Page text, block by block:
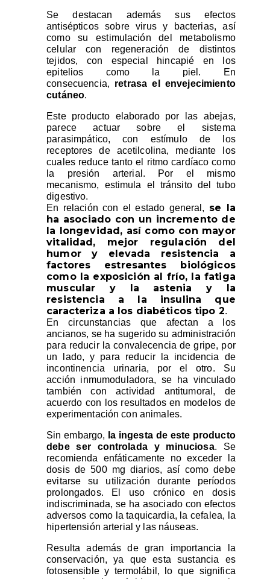
Se destacan además sus efectos
antisépticos sobre virus y bacterias, así
como su estimulación del metabolismo
celular con regeneración de distintos
tejidos, con especial hincapié en los
epitelios como la piel. En
consecuencia, retrasa el envejecimiento
cutáneo.
Este producto elaborado por las abejas,
parece actuar sobre el sistema
parasimpático, con estímulo de los
receptores de acetilcolina, mediante los
cuales reduce tanto el ritmo cardíaco como
la presión arterial. Por el mismo
mecanismo, estimula el tránsito del tubo
digestivo.
En relación con el estado general, se la
ha asociado con un incremento de
la longevidad, así como con mayor
vitalidad, mejor regulación del
humor y elevada resistencia a
factores estresantes biológicos
como la exposición al frío, la fatiga
muscular y la astenia y la
resistencia a la insulina que
caracteriza a los diabéticos tipo 2.
En circunstancias que afectan a los
ancianos, se ha sugerido su administración
para reducir la convalecencia de gripe, por
un lado, y para reducir la incidencia de
incontinencia urinaria, por el otro. Su
acción inmumoduladora, se ha vinculado
también con actividad antitumoral, de
acuerdo con los resultados en modelos de
experimentación con animales.
Sin embargo, la ingesta de este producto
debe ser controlada y minuciosa. Se
recomienda enfáticamente no exceder la
dosis de 500 mg diarios, así como debe
evitarse su utilización durante períodos
prolongados. El uso crónico en dosis
indiscriminada, se ha asociado con efectos
adversos como la taquicardia, la cefalea, la
hipertensión arterial y las náuseas.
Resulta además de gran importancia la
conservación, ya que esta sustancia es
fotosensible y termolábil, lo que significa